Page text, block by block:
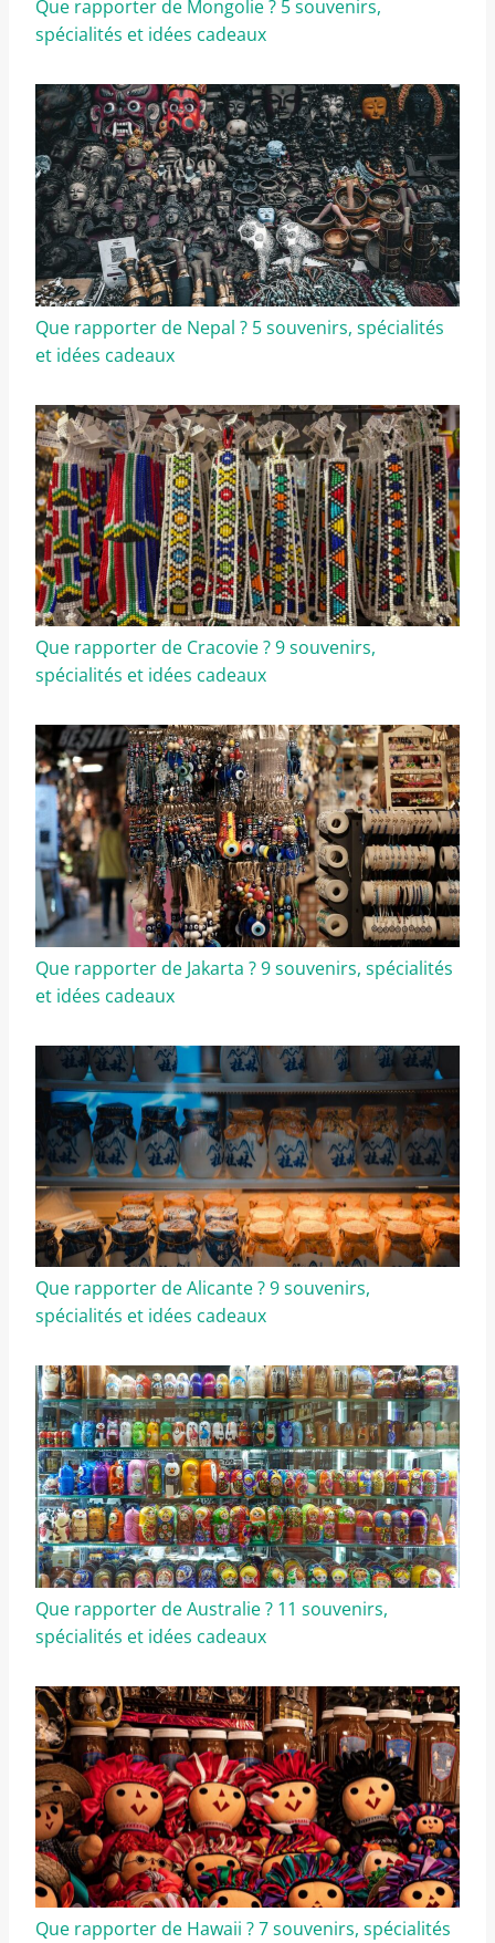
Que rapporter de Mongolie ? 5 souvenirs,
spécialités et idées cadeaux
Que rapporter de Nepal ? 5 souvenirs, spécialités
et idées cadeaux
Que rapporter de Cracovie ? 9 souvenirs,
spécialités et idées cadeaux
Que rapporter de Jakarta ? 9 souvenirs, spécialités
et idées cadeaux
Que rapporter de Alicante ? 9 souvenirs,
spécialités et idées cadeaux
Que rapporter de Australie ? 11 souvenirs,
spécialités et idées cadeaux
Que rapporter de Hawaii ? 7 souvenirs, spécialités